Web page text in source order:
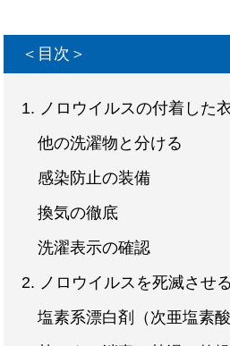
＜目次＞
1. ノロウイルスの付着した
他の洗濯物と分ける
感染防止の装備
換気の徹底
洗濯表示の確認
2. ノロウイルスを死滅させ
塩素系漂白剤（次亜塩素